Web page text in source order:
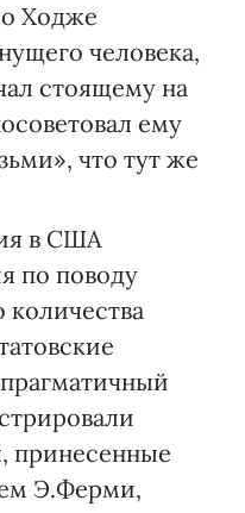
Ходже
человека,
стоящему на
ему
что тут же
в США
по поводу
принесенные
Э.Ферми,